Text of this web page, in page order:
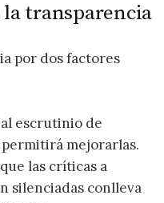
la transparencia
por dos factores
escrutinio de
mejorarlas.
las críticas a
silenciadas conlleva